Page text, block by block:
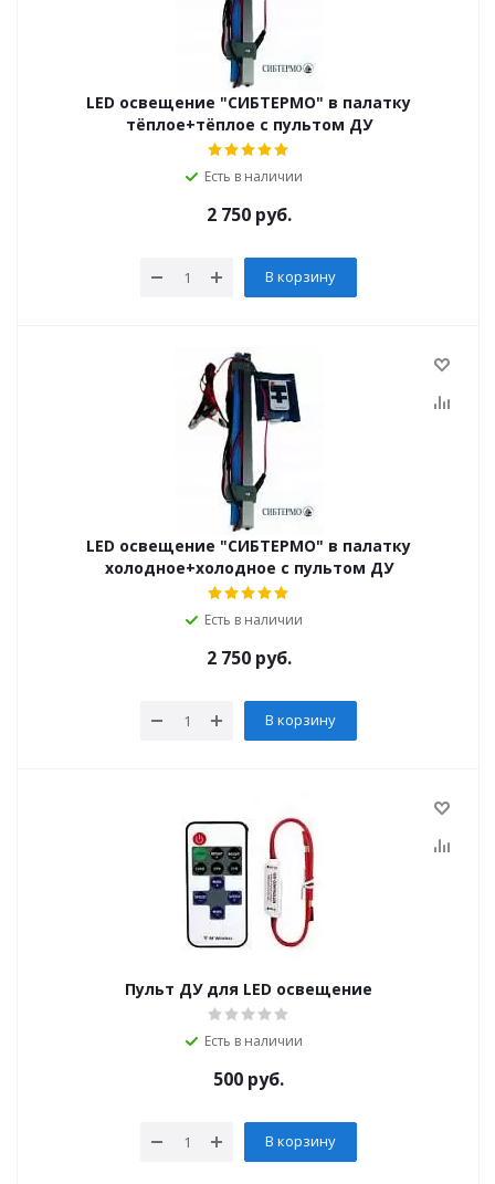
LED освещение "СИБТЕРМО" в палатку
тёплое+тёплое с пультом ДУ
Есть в наличии
2 750руб.
В корзину
LED освещение "СИБТЕРМО" в палатку
холодное+холодное с пультом ДУ
Есть в наличии
2 750руб.
В корзину
Пульт ДУ для LED освещение
Есть в наличии
500 руб.
В корзину